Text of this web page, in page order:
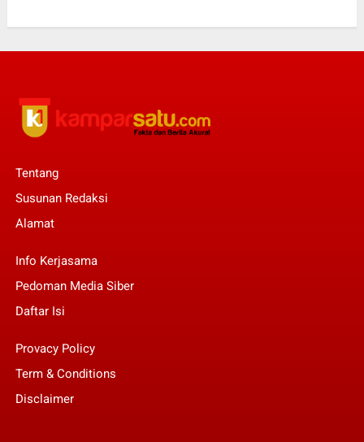
Tentang
Susunan Redaksi
Alamat
Info Kerjasama
Pedoman Media Siber
Daftar Isi
Provacy Policy
Term & Conditions
Disclaimer